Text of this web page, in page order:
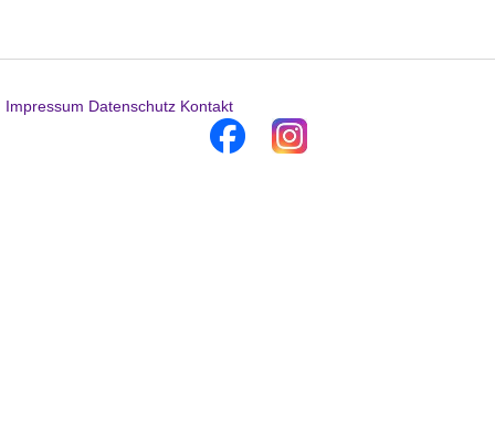
Impressum Datenschutz Kontakt